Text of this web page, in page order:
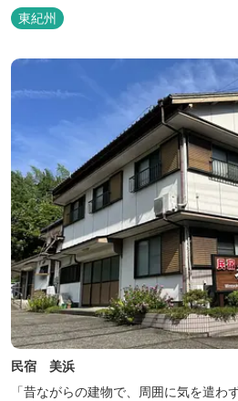
などの宿泊施設も備えているので、宿
楽しむ人も多いです。
東紀州
民宿 美浜
「昔ながらの建物で、周囲に気を遣わ